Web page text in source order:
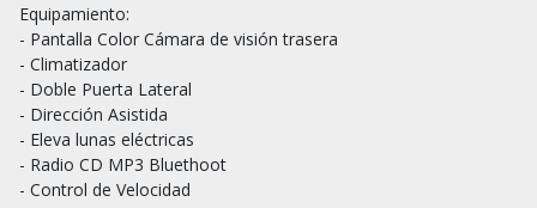
Equipamiento:
- Pantalla Color Cámara de visión trasera
- Climatizador
- Doble Puerta Lateral
- Dirección Asistida
- Eleva lunas eléctricas
- Radio CD MP3 Bluethoot
- Control de Velocidad